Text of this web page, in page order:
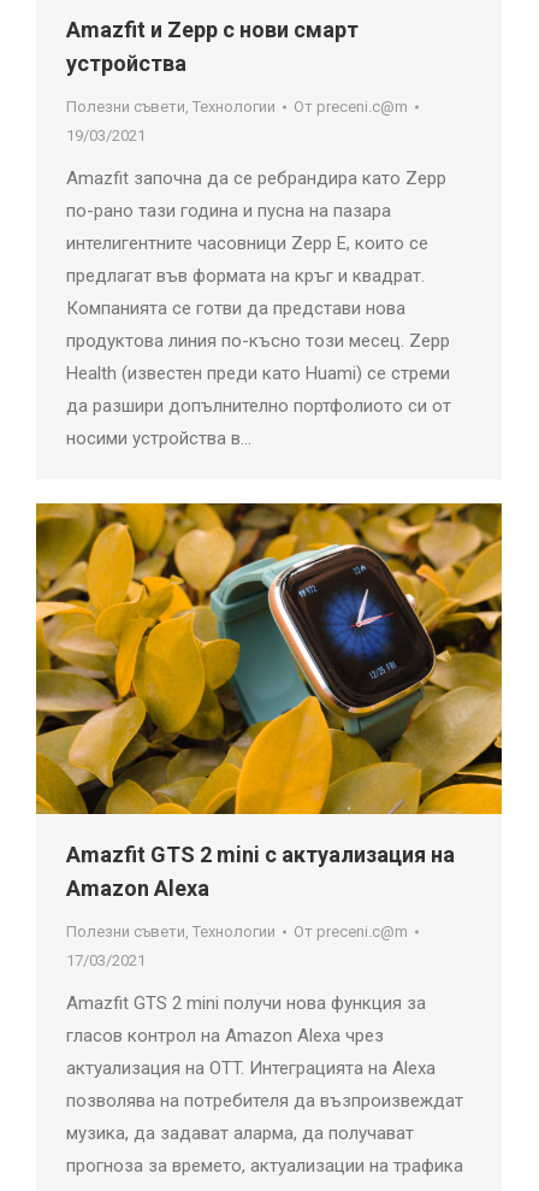
Amazfit и Zepp с нови смарт
устройства
Полезни съвети Технологии От preceni.c@m
19/03/2021
Amazfit започна да се ребрандира като Zepp
по-рано тази година и пусна на пазара
интелигентните часовници Zepp E, които се
предлагат във формата на кръг и квадрат.
Компанията се готви да представи нова
продуктова линия по-късно този месец. Zepp
Health (известен преди като Huami) се стреми
да разшири допълнително портфолиото си от
носими устройства в…
Amazfit GTS 2 mini с актуализация на
Amazon Alexa
Полезни съвети Технологии От preceni.c@m
17/03/2021
Amazfit GTS 2 mini получи нова функция за
гласов контрол на Amazon Alexa чрез
актуализация на OTT. Интеграцията на Alexa
позволява на потребителя да възпроизвеждат
музика, да задават аларма, да получават
прогноза за времето, актуализации на трафика